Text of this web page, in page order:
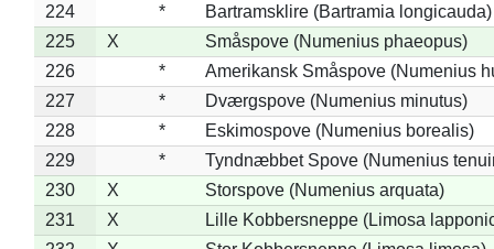
224
*
Bartramsklire (Bartramia longicauda)
225
X
Småspove (Numenius phaeopus)
226
*
Amerikansk Småspove (Numenius
227
*
Dværgspove (Numenius minutus)
228
*
Eskimospove (Numenius borealis)
229
*
Tyndnæbbet Spove (Numenius
230
X
Storspove (Numenius arquata)
231
X
Lille Kobbersneppe (Limosa